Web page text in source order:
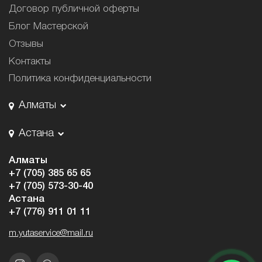
Договор публичной оферты
Блог Мастерской
Отзывы
Контакты
Политика конфиденциальности
Алматы
Астана
Алматы
+7 (705) 385 65 65
+7 (705) 573-30-40
Астана
+7 (776) 911 01 11
m.yutaservice@mail.ru